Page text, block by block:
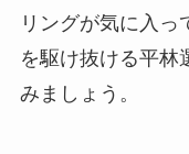
リングが気に入っ
を駆け抜ける平林
みましょう。